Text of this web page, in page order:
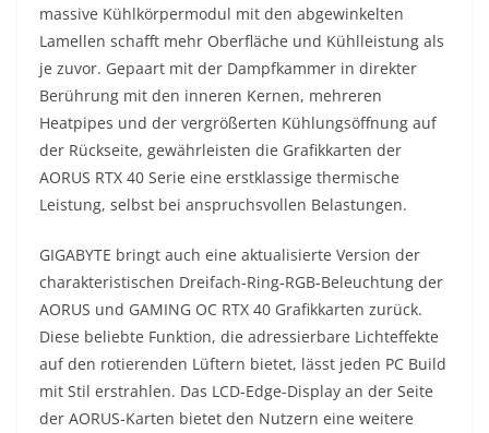
massive Kühlkörpermodul mit den abgewinkelten
Lamellen schafft mehr Oberfläche und Kühlleistung als
je zuvor. Gepaart mit der Dampfkammer in direkter
Berührung mit den inneren Kernen, mehreren
Heatpipes und der vergrößerten Kühlungsöffnung auf
der Rückseite, gewährleisten die Grafikkarten der
AORUS RTX 40 Serie eine erstklassige thermische
Leistung, selbst bei anspruchsvollen Belastungen.
GIGABYTE bringt auch eine aktualisierte Version der
charakteristischen Dreifach-Ring-RGB-Beleuchtung der
AORUS und GAMING OC RTX 40 Grafikkarten zurück.
Diese beliebte Funktion, die adressierbare Lichteffekte
auf den rotierenden Lüftern bietet, lässt jeden PC Build
mit Stil erstrahlen. Das LCD-Edge-Display an der Seite
der AORUS-Karten bietet den Nutzern eine weitere